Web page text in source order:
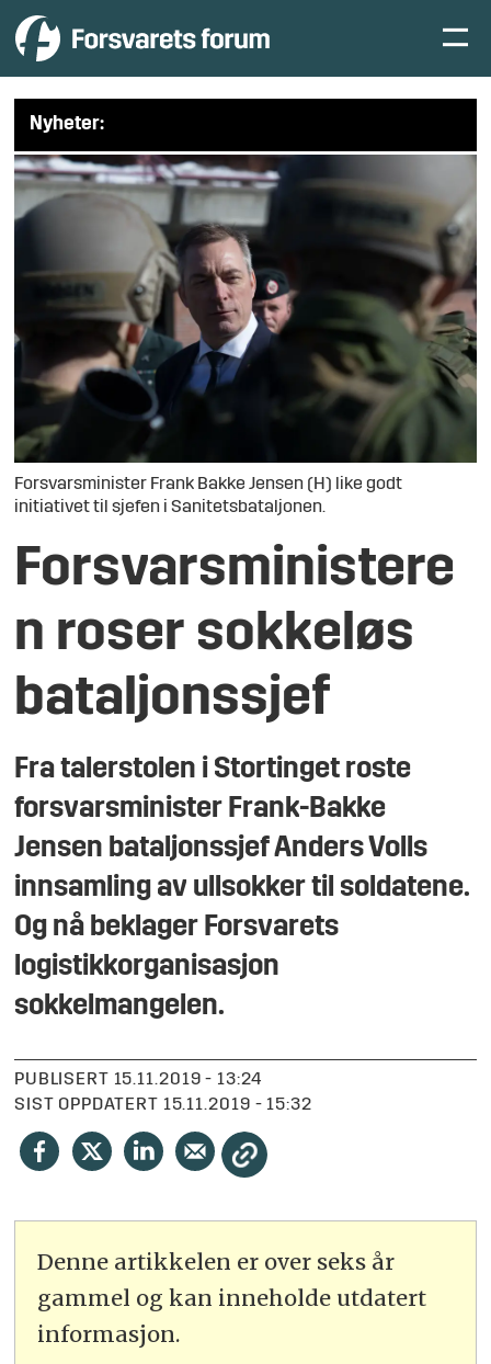
Nyheter:
Forsvarsminister Frank Bakke Jensen (H) like godt
initiativet til sjefen i Sanitetsbataljonen.
Forsvarsministere
n roser sokkeløs
bataljonssjef
Fra talerstolen i Stortinget roste
forsvarsminister Frank-Bakke
Jensen bataljonssjef Anders Volls
innsamling av ullsokker til soldatene.
Og nå beklager Forsvarets
logistikkorganisasjon
sokkelmangelen.
PUBLISERT
15.11.2019 - 13:24
SIST OPPDATERT
15.11.2019 - 15:32
Denne artikkelen er over seks år
gammel og kan inneholde utdatert
informasjon.